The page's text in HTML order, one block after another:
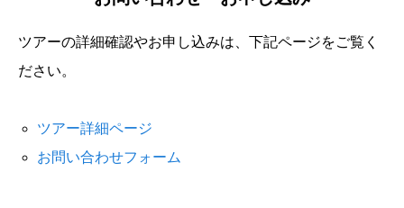
ツアーの詳細確認やお申し込みは、下記ページをご覧く
ださい。
ツアー詳細ページ
お問い合わせフォーム